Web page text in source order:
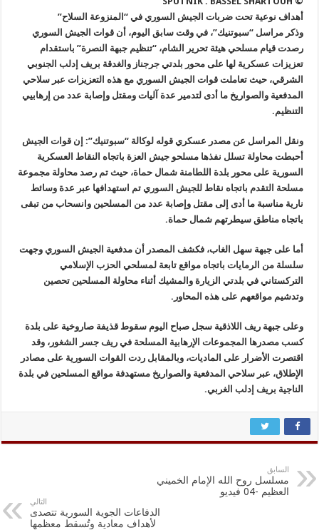
أهداف نوعية تحت ضربات الجيش السوري في “المنزوعة السلاح”
وذكر مراسل “سبوتنيك”، في وقت سابق اليوم، أن قوات الجيش السوري
رصدت قيام مسلحي هيئة تحرير الشام، “تنظيم جبهة النصرة” باستقدام
تعزيزات عسكرية لها على محور بلدتي جرجناز والغدقة بريف إدلب الجنوبي
الشرقي، حيث تعاملت قوات الجيش السوري مع هذه التعزيزات عبر سلاحي
المدفعية والصواريخ ما أدى لتدمير عدة آليات ومقتل وإصابة عدد من إرهابيي
التنظيم.
ونقل المراسل عن مصدر عسكري قوله لوكالة “سبوتنيك”: إن قوات الجيش
أحبطت محاولة تسلل نفذها مسلحو جيش العزة باتجاه النقاط العسكرية
السورية على محور بلدة اللطامنة شمال حماة، حيث تم رصد محاولة مجموعة
مسلحة التقدم باتجاه نقاط للجيش السوري تم استهدافها عبر عدة وسائط
نارية مناسبة ما أدى إلى مقتل وإصابة عدد من المسلحين وانسحاب من تبقى
باتجاه مناطق سيطرتهم شمال حماة.
أما على جبهة سهل الغاب، فكشف المصدر أن مدفعية الجيش السوري وجهت
سلسلة من الرمايات باتجاه مواقع تابعة لمسلحي الحزب الإسلامي
التركستاني في بلدتي الزيارة والمشيك أثناء محاولة المسلحين تحصين
وتدشيم مواقعهم على هذه المحاور.
وعلى جبهة ريف اللاذقية سجل صباح اليوم سقوط قذيفة صاروخية على بلدة
كسب مصدرها المجموعات الإرهابية المسلحة في ريف جسر الشغور، وقد
اقتصرت الأضرار على الماديات، وبالمقابل ردت القوات السورية على مصادر
الإطلاق، عبر سلاحي المدفعية والصواريخ مستهدفة مواقع المسلحين في بلدة
الناجية بريف إدلب الغربي.
السابق
مسلسل روح الله الإمام الخميني
العظيم -04 فيديو
التالي
الدفاعات الجوية السورية تتصدى
لأهداف معادية وتُسقط معظمها